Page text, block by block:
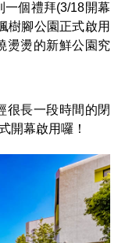
個禮拜(3/18開幕
樹腳公園正式啟用
燙燙的新鮮公園究
很長一段時間的閉
開幕啟用囉！